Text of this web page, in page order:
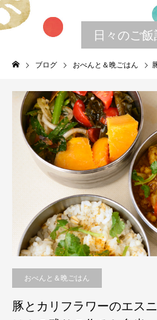
日々のご
ブログ おべんと＆晩ごはん 豚
おべんと＆晩ごはん
豚とカリフラワーのエス